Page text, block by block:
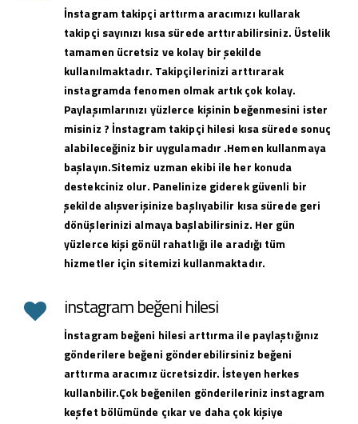
İnstagram takipçi arttırma aracımızı kullarak
takipçi sayınızı kısa sürede arttırabilirsiniz. Üstelik
tamamen ücretsiz ve kolay bir şekilde
kullanılmaktadır. Takipçilerinizi arttırarak
instagramda fenomen olmak artık çok kolay.
Paylaşımlarınızı yüzlerce kişinin beğenmesini ister
misiniz ? İnstagram takipçi hilesi kısa sürede sonuç
alabileceğiniz bir uygulamadır .Hemen kullanmaya
başlayın.Sitemiz uzman ekibi ile her konuda
destekciniz olur. Panelinize giderek güvenli bir
şekilde alışverişinize başlıyabilir kısa sürede geri
dönüşlerinizi almaya başlabilirsiniz. Her gün
yüzlerce kişi gönül rahatlığı ile aradığı tüm
hizmetler için sitemizi kullanmaktadır.
instagram beğeni hilesi
İnstagram beğeni hilesi arttırma ile paylaştığınız
gönderilere beğeni gönderebilirsiniz beğeni
arttırma aracımız ücretsizdir. İsteyen herkes
kullanbilir.Çok beğenilen gönderileriniz instagram
keşfet bölümünde çıkar ve daha çok kişiye